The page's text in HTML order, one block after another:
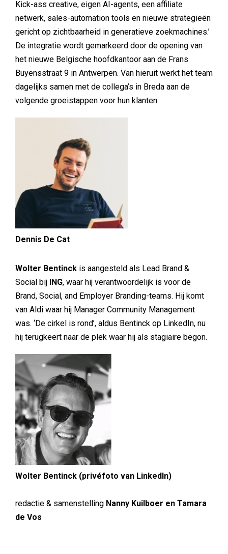
Kick-ass creative, eigen AI-agents, een affiliate
netwerk, sales-automation tools en nieuwe strategieën
gericht op zichtbaarheid in generatieve zoekmachines.’
De integratie wordt gemarkeerd door de opening van
het nieuwe Belgische hoofdkantoor aan de Frans
Buyensstraat 9 in Antwerpen. Van hieruit werkt het team
dagelijks samen met de collega’s in Breda aan de
volgende groeistappen voor hun klanten.
Dennis De Cat
Wolter Bentinck is aangesteld als Lead Brand &
Social bij ING, waar hij verantwoordelijk is voor de
Brand, Social, and Employer Branding-teams. Hij komt
van Aldi waar hij Manager Community Management
was. ‘De cirkel is rond’, aldus Bentinck op LinkedIn, nu
hij terugkeert naar de plek waar hij als stagiaire begon.
Wolter Bentinck (privéfoto van LinkedIn)
redactie & samenstelling Nanny Kuilboer en Tamara
de Vos